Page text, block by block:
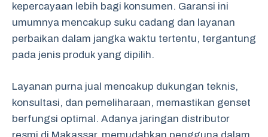
kepercayaan lebih bagi konsumen. Garansi ini
umumnya mencakup suku cadang dan layanan
perbaikan dalam jangka waktu tertentu, tergantung
pada jenis produk yang dipilih.
Layanan purna jual mencakup dukungan teknis,
konsultasi, dan pemeliharaan, memastikan genset
berfungsi optimal. Adanya jaringan distributor
resmi di Makassar, memudahkan pengguna dalam